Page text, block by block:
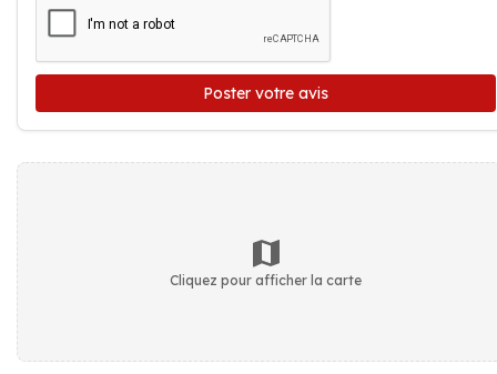
Poster votre avis
Cliquez pour afficher la carte